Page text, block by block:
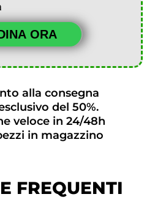
ORA
alla consegna
del 50%.
veloce in 24/48h
in magazzino
FREQUENTI